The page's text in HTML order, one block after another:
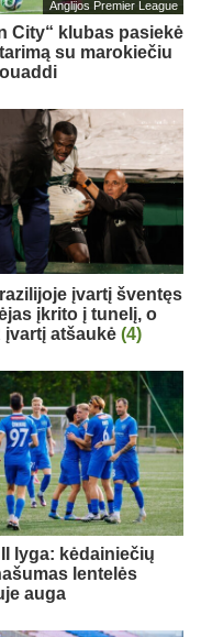
Anglijos Premier League
City“ klubas pasiekė
su marokiečiu
įvartį šventęs
įkrito į tunelį, o
įvartį atšaukė (4)
II lyga: kėdainiečių
lentelės
auga